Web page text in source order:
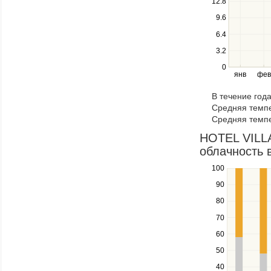
янв фев
0
3.2
6.4
9.6
series.
Use
the
and
right
navigate
through
items
in
a
series.
В течение
Средняя
Средняя
HOTEL
облачность
40
50
60
70
80
90
100
Use
the
and
down
to
navigate